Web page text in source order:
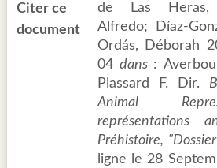
Citer ce
document
de Las Heras,
Alfredo; Díaz-
Ordás, Déborah
04 dans :
Plassard F. Dir.
Animal
représentations
Préhistoire,
ligne le 28